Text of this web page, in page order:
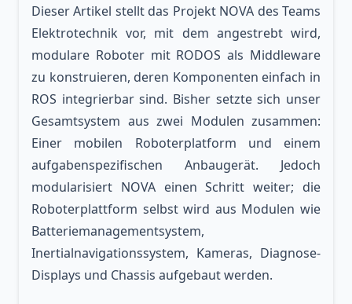
Dieser Artikel stellt das Projekt NOVA des Teams
Elektrotechnik vor, mit dem angestrebt wird,
modulare Roboter mit RODOS als Middleware
zu konstruieren, deren Komponenten einfach in
ROS integrierbar sind. Bisher setzte sich unser
Gesamtsystem aus zwei Modulen zusammen:
Einer mobilen Roboterplatform und einem
aufgabenspezifischen Anbaugerät. Jedoch
modularisiert NOVA einen Schritt weiter; die
Roboterplattform selbst wird aus Modulen wie
Batteriemanagementsystem,
Inertialnavigationssystem, Kameras, Diagnose-
Displays und Chassis aufgebaut werden.